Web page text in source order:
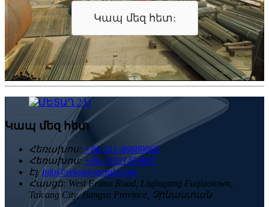
Կապ մեզ հետ:
Կապ մեզ հետ
Հեռախոս: +86-511-86889860
Հեռախոս: +86-15921454807
Էլ. info@sekonicmetals.com
Հասցե: West Feima Road, Liujiagang Fuqiaotown,
Taicang City, Jiangsu Province, Չինաստան